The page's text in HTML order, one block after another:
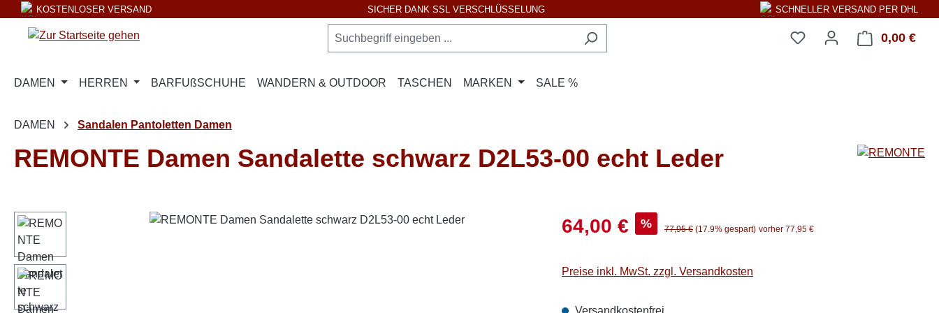
Hauptinhalt springen
Zur Suche springen
Zur Hauptnavigation springen
KOSTENLOSER VERSAND SICHER DANK SSL VERSCHLÜSSELUNG SCHNELLER VERSAND PER DHL
0,00 €
DAMEN HERREN BARFUßSCHUHE WANDERN & OUTDOOR TASCHEN MARKEN SALE %
DAMEN Sandalen Pantoletten Damen
REMONTE Damen Sandalette schwarz D2L53-00 echt Leder
Bildergalerie überspringen Verkaufspreis:
64,00 € % Regulärer Preis:
77,95 € (17.9% gespart) vorher 77,95 €
Preise inkl. MwSt. zzgl. Versandkosten
Versandkostenfrei